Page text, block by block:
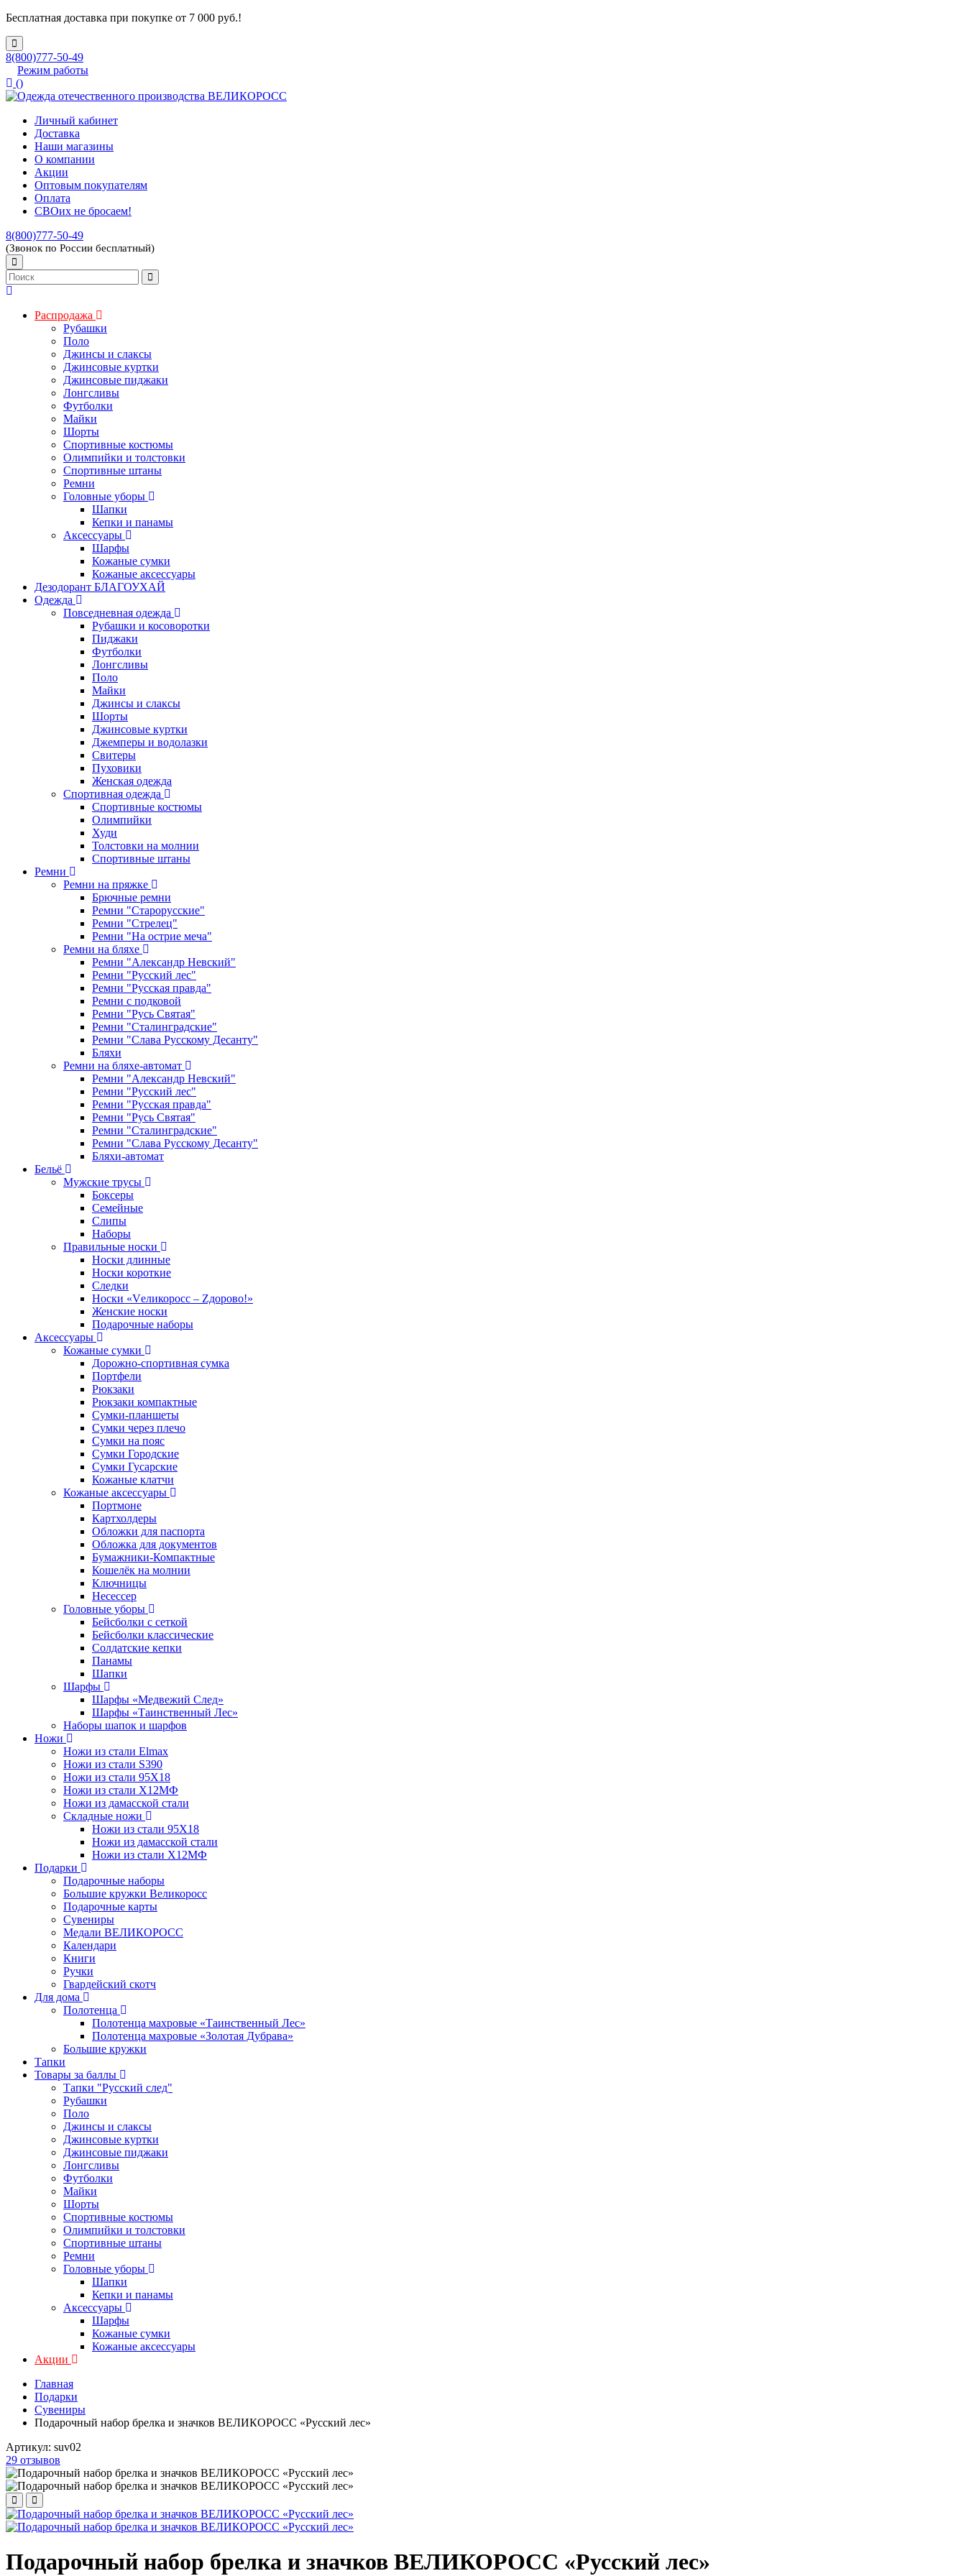
Бесплатная доставка при покупке от 7 000 руб.!
8(800)777-50-49
Режим работы
()
Личный кабинет
Доставка
Наши магазины
О компании
Акции
Оптовым покупателям
Оплата
СВОих не бросаем!
8(800)777-50-49
(Звонок по России бесплатный)
Распродажа
Рубашки
Поло
Джинсы и слаксы
Джинсовые куртки
Джинсовые пиджаки
Лонгсливы
Футболки
Майки
Шорты
Спортивные костюмы
Олимпийки и толстовки
Спортивные штаны
Ремни
Головные уборы
Шапки
Кепки и панамы
Аксессуары
Шарфы
Кожаные сумки
Кожаные аксессуары
Дезодорант БЛАГОУХАЙ
Одежда
Повседневная одежда
Рубашки и косоворотки
Пиджаки
Футболки
Лонгсливы
Поло
Майки
Джинсы и слаксы
Шорты
Джинсовые куртки
Джемперы и водолазки
Свитеры
Пуховики
Женская одежда
Спортивная одежда
Спортивные костюмы
Олимпийки
Худи
Толстовки на молнии
Спортивные штаны
Ремни
Ремни на пряжке
Брючные ремни
Ремни "Старорусские"
Ремни "Стрелец"
Ремни "На острие меча"
Ремни на бляхе
Ремни "Александр Невский"
Ремни "Русский лес"
Ремни "Русская правда"
Ремни с подковой
Ремни "Русь Святая"
Ремни "Сталинградские"
Ремни "Слава Русскому Десанту"
Бляхи
Ремни на бляхе-автомат
Ремни "Александр Невский"
Ремни "Русский лес"
Ремни "Русская правда"
Ремни "Русь Святая"
Ремни "Сталинградские"
Ремни "Слава Русскому Десанту"
Бляхи-автомат
Бельё
Мужские трусы
Боксеры
Семейные
Слипы
Наборы
Правильные носки
Носки длинные
Носки короткие
Следки
Носки «Vеликоросс – Zдорово!»
Женские носки
Подарочные наборы
Аксессуары
Кожаные сумки
Дорожно-спортивная сумка
Портфели
Рюкзаки
Рюкзаки компактные
Сумки-планшеты
Сумки через плечо
Сумки на пояс
Сумки Городские
Сумки Гусарские
Кожаные клатчи
Кожаные аксессуары
Портмоне
Картхолдеры
Обложки для паспорта
Обложка для документов
Бумажники-Компактные
Кошелёк на молнии
Ключницы
Несессер
Головные уборы
Бейсболки с сеткой
Бейсболки классические
Солдатские кепки
Панамы
Шапки
Шарфы
Шарфы «Медвежий След»
Шарфы «Таинственный Лес»
Наборы шапок и шарфов
Ножи
Ножи из стали Elmax
Ножи из стали S390
Ножи из стали 95X18
Ножи из стали Х12МФ
Ножи из дамасской стали
Складные ножи
Ножи из стали 95X18
Ножи из дамасской стали
Ножи из стали Х12МФ
Подарки
Подарочные наборы
Большие кружки Великоросс
Подарочные карты
Сувениры
Медали ВЕЛИКОРОСС
Календари
Книги
Ручки
Гвардейский скотч
Для дома
Полотенца
Полотенца махровые «Таинственный Лес»
Полотенца махровые «Золотая Дубрава»
Большие кружки
Тапки
Товары за баллы
Тапки "Русский след"
Рубашки
Поло
Джинсы и слаксы
Джинсовые куртки
Джинсовые пиджаки
Лонгсливы
Футболки
Майки
Шорты
Спортивные костюмы
Олимпийки и толстовки
Спортивные штаны
Ремни
Головные уборы
Шапки
Кепки и панамы
Аксессуары
Шарфы
Кожаные сумки
Кожаные аксессуары
Акции
Главная
Подарки
Сувениры
Подарочный набор брелка и значков ВЕЛИКОРОСС «Русский лес»
Артикул: suv02
29 отзывов
Подарочный набор брелка и значков ВЕЛИКОРОСС «Русский лес»